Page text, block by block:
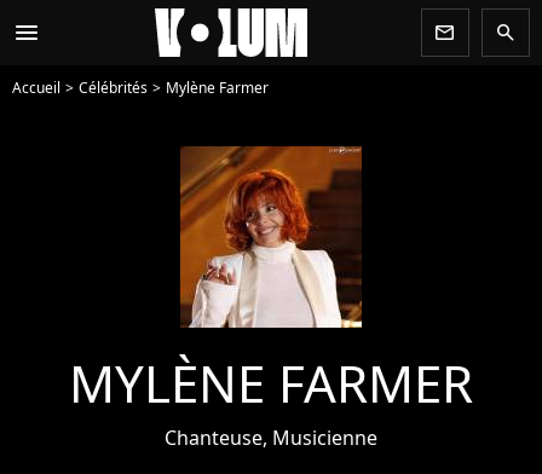
menu newsletter search
Accueil Célébrités Mylène Farmer
MYLÈNE FARMER
Chanteuse, Musicienne